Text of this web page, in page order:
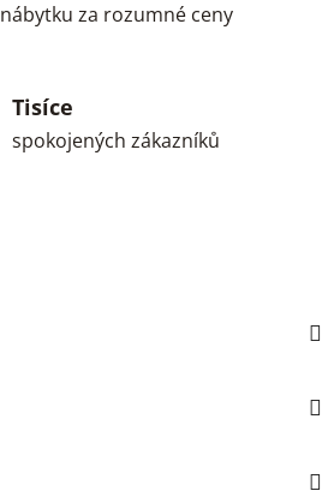
nábytku za rozumné ceny
Tisíce
spokojených zákazníků